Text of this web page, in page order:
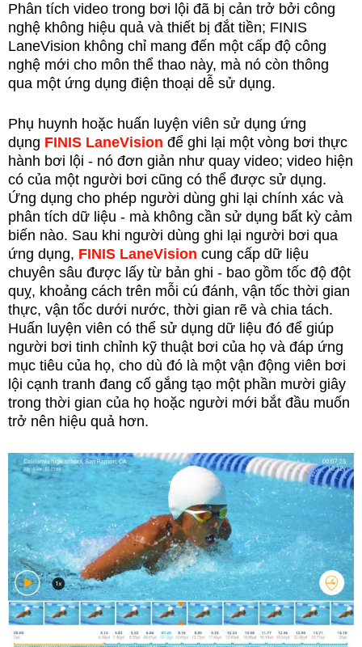
Phân tích video trong bơi lội đã bị cản trở bởi công
nghệ không hiệu quả và thiết bị đắt tiền; FINIS
LaneVision không chỉ mang đến một cấp độ công
nghệ mới cho môn thể thao này, mà nó còn thông
qua một ứng dụng điện thoại dễ sử dụng.
Phụ huynh hoặc huấn luyện viên sử dụng ứng
dụng FINIS LaneVision để ghi lại một vòng bơi thực
hành bơi lội - nó đơn giản như quay video; video hiện
có của một người bơi cũng có thể được sử dụng.
Ứng dụng cho phép người dùng ghi lại chính xác và
phân tích dữ liệu - mà không cần sử dụng bất kỳ cảm
biến nào. Sau khi người dùng ghi lại người bơi qua
ứng dụng, FINIS LaneVision cung cấp dữ liệu
chuyên sâu được lấy từ bản ghi - bao gồm tốc độ đột
quỵ, khoảng cách trên mỗi cú đánh, vận tốc thời gian
thực, vận tốc dưới nước, thời gian rẽ và chia tách.
Huấn luyện viên có thể sử dụng dữ liệu đó để giúp
người bơi tinh chỉnh kỹ thuật bơi của họ và đáp ứng
mục tiêu của họ, cho dù đó là một vận động viên bơi
lội cạnh tranh đang cố gắng tạo một phần mười giây
trong thời gian của họ hoặc người mới bắt đầu muốn
trở nên hiệu quả hơn.